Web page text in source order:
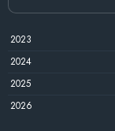
2023
2024
2025
2026